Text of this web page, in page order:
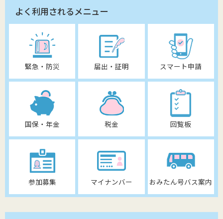
よく利用されるメニュー
緊急・防災 届出・証明 スマート申請
国保・年金 税金 回覧板
参加募集 マイナンバー おみたん号バス案内